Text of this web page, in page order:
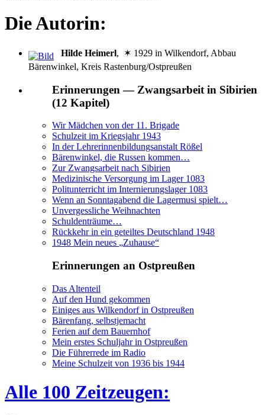
Die Autorin:
Hilde Heimerl, ✶ 1929 in Wilkendorf, Abbau
Bärenwinkel, Kreis Rastenburg/Ostpreußen
Erinnerungen — Zwangsarbeit in Sibirien
(12 Kapitel)
Wir Mädchen von der 11. Brigade
Schulzeit im Kriegsjahr 1943
In der Lehrerinnenbildungsanstalt Rößel
Bärenwinkel, die Russen kommen…
Zur Zwangsarbeit nach Sibirien
Medizinische Versorgung im Lager 1083
Politunterricht im Internierungslager 1083
Wenn an Sonntagabend die Lagermusi spielt…
Unvergessliche Weihnachten
Schuldenträume…
Rückkehr in ein geteiltes Deutschland 1948
1948 Mein neues
Zuhause
Erinnerungen an Ostpreußen
Das Altenteil
Auf den Hund gekommen
Einiges aus Wilkendorf in Ostpreußen
Bärenfang, selbstjemacht
Ferien auf dem Bauernhof
Mein erstes Schuljahr in Ostpreußen
Die Führerrede im Radio
Meine Schulzeit von 1936 bis 1944
Alle 100 Zeitzeugen: